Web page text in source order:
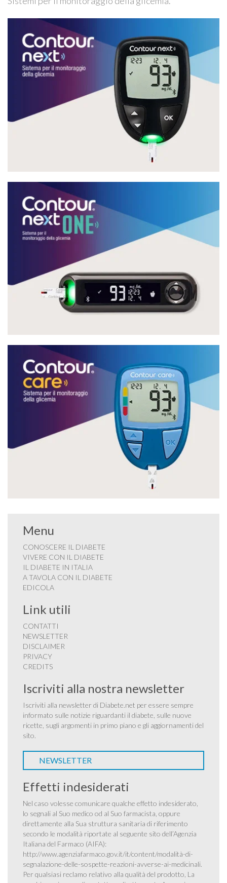
Menu
CONOSCERE IL DIABETE
VIVERE CON IL DIABETE
IL DIABETE IN ITALIA
A TAVOLA CON IL DIABETE
EDICOLA
Link utili
CONTATTI
NEWSLETTER
DISCLAIMER
PRIVACY
CREDITS
Iscriviti alla nostra newsletter
Iscriviti alla newsletter di Diabete.net per essere sempre
informato sulle notizie riguardanti il diabete, sulle nuove
ricette, sugli argomenti in primo piano e gli aggiornamenti del
sito.
NEWSLETTER
Effetti indesiderati
Nel caso volesse comunicare qualche effetto indesiderato,
lo segnali al Suo medico od al Suo farmacista, oppure
direttamente alla Sua struttura sanitaria di riferimento
secondo le modalità riportate al seguente sito dell’Agenzia
Italiana del Farmaco (AIFA):
http://www.agenziafarmaco.gov.it/it/content/modalità-di-
segnalazione-delle-sospette-reazioni-avverse-ai-medicinali.
Per qualsiasi reclamo relativo alla qualità del prodotto, La